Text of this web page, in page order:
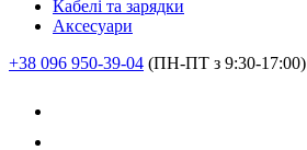
Кабелі та зарядки
Аксесуари
+38 096 950-39-04 (ПН-ПТ з 9:30-17:00)